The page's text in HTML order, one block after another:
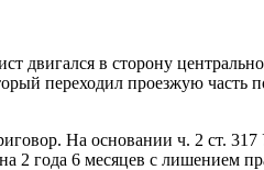
в сторону
переходил проезжую часть
На основании ч. 2 ст. 317
2 года 6 месяцев с лишением